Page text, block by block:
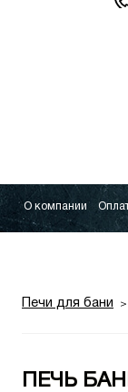
О компании
Печи для бани
ПЕЧЬ